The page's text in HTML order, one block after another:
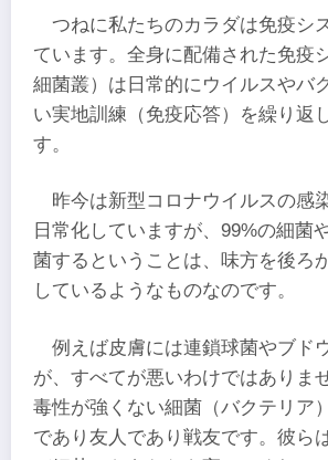
つねに私たちのカラダは免疫シ
ています。全身に配備された免疫
細菌叢）は日常的にウイルスやバ
い実地訓練（免疫応答）を繰り返
す。
昨今は新型コロナウイルスの感
日常化していますが、99%の細菌
菌するということは、味方を後ろ
しているようなものなのです。
例えば皮膚には連鎖球菌やブド
が、すべてが悪いわけではありま
毒性が強くない細菌（バクテリア
であり友人であり戦友です。彼ら